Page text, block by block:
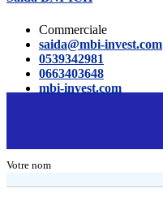
Commerciale
saida@mbi-invest.com
0539342981
0663403648
mbi-invest.com
Votre nom